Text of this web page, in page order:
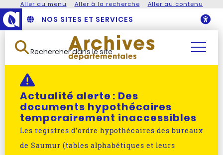
Aller au menu Aller à la recherche Aller au contenu
NOS SITES ET SERVICES
Rechercher dans le site
Actualité alerte : Des
documents hypothécaires
temporairement inaccessibles
Les registres d’ordre hypothécaires des bureaux
de Saumur (tables alphabétiques et leurs